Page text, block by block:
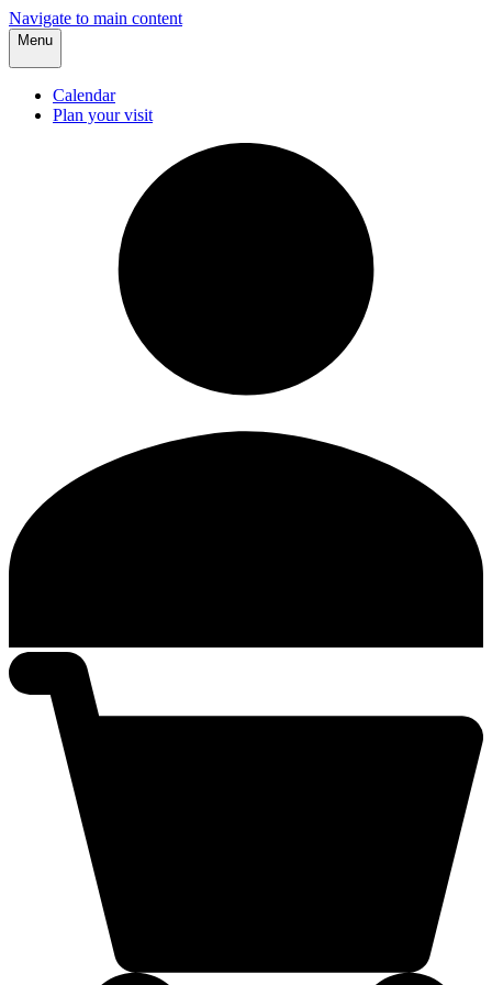
Navigate to main content
Menu
Calendar
Plan your visit